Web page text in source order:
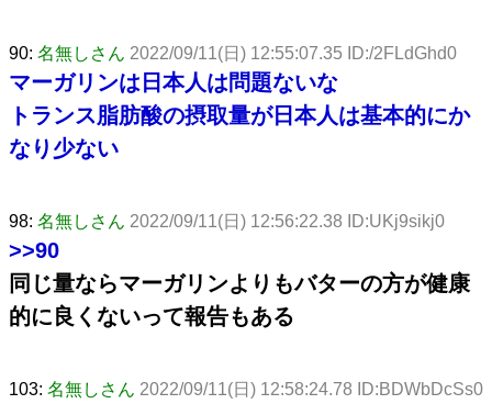
90: 名無しさん 2022/09/11(日) 12:55:07.35 ID:/2FLdGhd0
マーガリンは日本人は問題ないな
トランス脂肪酸の摂取量が日本人は基本的にか
なり少ない
98: 名無しさん 2022/09/11(日) 12:56:22.38 ID:UKj9sikj0
>>90
同じ量ならマーガリンよりもバターの方が健康
的に良くないって報告もある
103: 名無しさん 2022/09/11(日) 12:58:24.78 ID:BDWbDcSs0